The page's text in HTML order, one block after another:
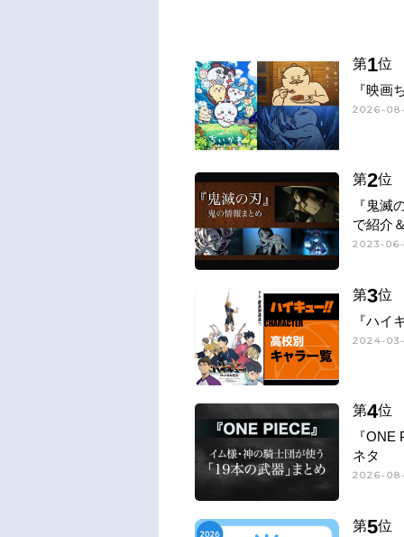
第1位
『映画
2026-
第2位
『鬼滅
で紹介
2023-
第3位
『ハイ
2024-
第4位
『
ネタ
2026-
第5位